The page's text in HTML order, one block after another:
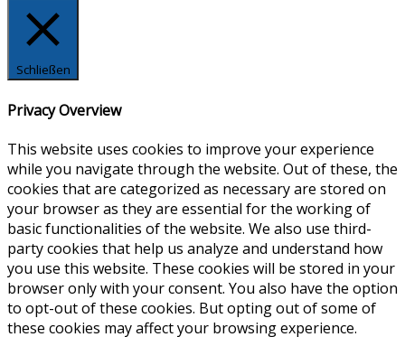
Schließen
Privacy Overview
This website uses cookies to improve your experience
while you navigate through the website. Out of these, the
cookies that are categorized as necessary are stored on
your browser as they are essential for the working of
basic functionalities of the website. We also use third-
party cookies that help us analyze and understand how
you use this website. These cookies will be stored in your
browser only with your consent. You also have the option
to opt-out of these cookies. But opting out of some of
these cookies may affect your browsing experience.